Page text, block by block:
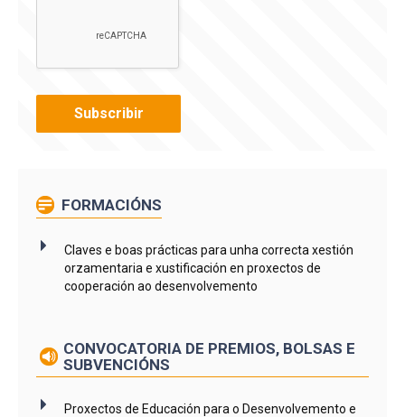
FORMACIÓNS
Claves e boas prácticas para unha correcta xestión
orzamentaria e xustificación en proxectos de
cooperación ao desenvolvemento
CONVOCATORIA DE PREMIOS, BOLSAS E
SUBVENCIÓNS
Proxectos de Educación para o Desenvolvemento e